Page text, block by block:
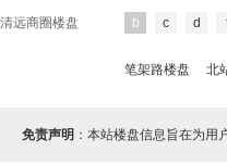
清远商圈楼盘 b c d
笔架路楼盘 北
免责声明 ：本站楼盘信息旨在为